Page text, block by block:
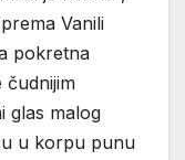
Vanili
pokretna
čudnijim
glas malog
u korpu punu